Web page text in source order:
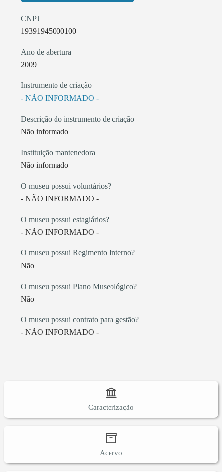
CNPJ
19391945000100
Ano de abertura
2009
Instrumento de criação
- NÃO INFORMADO -
Descrição do instrumento de criação
Não informado
Instituição mantenedora
Não informado
O museu possui voluntários?
- NÃO INFORMADO -
O museu possui estagiários?
- NÃO INFORMADO -
O museu possui Regimento Interno?
Não
O museu possui Plano Museológico?
Não
O museu possui contrato para gestão?
- NÃO INFORMADO -
Caracterização
Acervo